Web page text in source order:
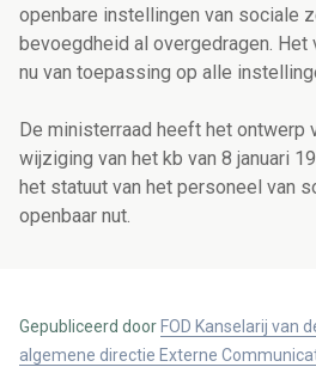
openbare instellingen van sociale
bevoegdheid al overgedragen. Het
nu van toepassing op alle
De ministerraad heeft het ontwerp
wijziging van het kb van 8 januari
het statuut van het personeel van
openbaar nut.
Gepubliceerd door FOD Kanselarij van
algemene directie Externe